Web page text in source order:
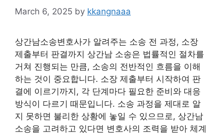
March 6, 2025 by kkangnaaa
상간남소송변호사가 알려주는 소송 전 과정, 소장
제출부터 판결까지 상간남 소송은 법률적인 절차를
거쳐 진행되는 만큼, 소송의 전반적인 흐름을 이해
하는 것이 중요합니다. 소장 제출부터 시작하여 판
결에 이르기까지, 각 단계마다 필요한 준비와 대응
방식이 다르기 때문입니다. 소송 과정을 제대로 알
지 못하면 불리한 상황에 놓일 수 있으므로, 상간남
소송을 고려하고 있다면 변호사의 조력을 받아 체계